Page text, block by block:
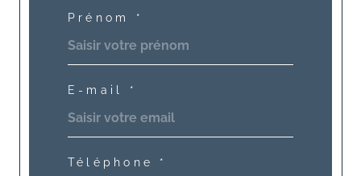
Prénom *
E-mail *
Téléphone *